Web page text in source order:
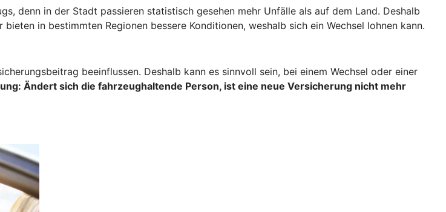
denn in der Stadt passieren statistisch gesehen mehr Unfälle als auf dem Land. Deshalb
in bestimmten Regionen bessere Konditionen, weshalb sich ein Wechsel lohnen kann.
beeinflussen. Deshalb kann es sinnvoll sein, bei einem Wechsel oder einer
Ändert sich die fahrzeughaltende Person, ist eine neue Versicherung nicht mehr